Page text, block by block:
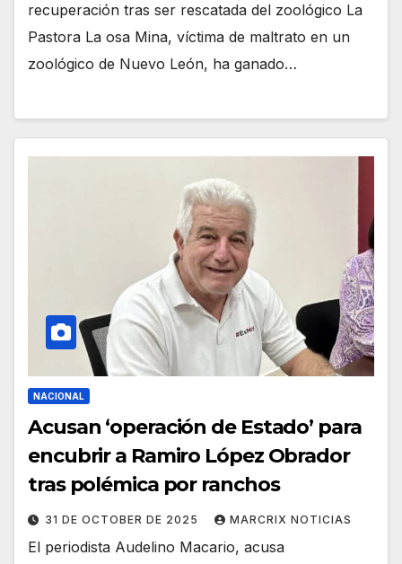
recuperación tras ser rescatada del zoológico La
Pastora La osa Mina, víctima de maltrato en un
zoológico de Nuevo León, ha ganado…
NACIONAL
Acusan ‘operación de Estado’ para
encubrir a Ramiro López Obrador
tras polémica por ranchos
31 DE OCTOBER DE 2025 MARCRIX NOTICIAS
El periodista Audelino Macario, acusa